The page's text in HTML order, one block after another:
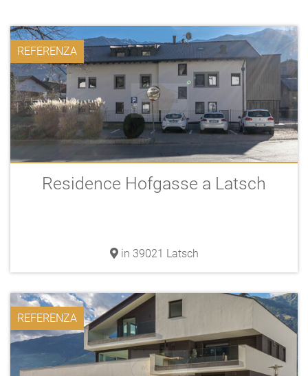
REFERENZA
Residence Hofgasse a Latsch
in 39021 Latsch
REFERENZA